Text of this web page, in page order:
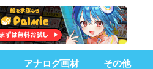
アナログ画材 その他